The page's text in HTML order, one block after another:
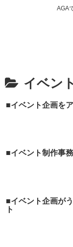
AGA
イベント
■イベント企画を
■イベント制作事
■イベント企画が
ト